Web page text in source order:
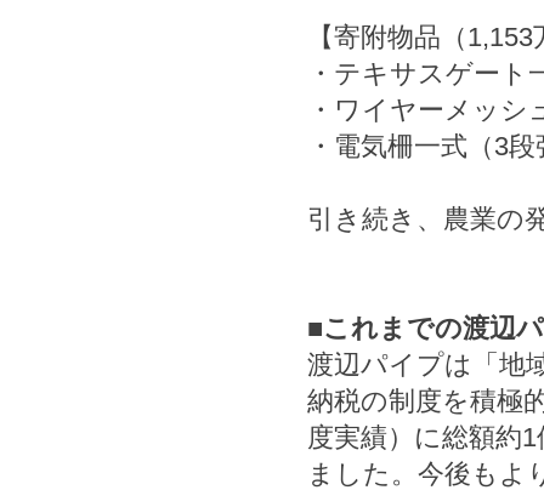
【寄附物品（
・テキサスゲート
・ワイヤーメッシ
・電気柵一式（3
引き続き、農業の
■これまでの渡辺
渡辺パイプは「地
納税の制度を積極
度実績）に総額約
ました。今後もよ